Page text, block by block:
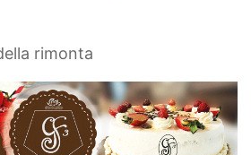
rimonta